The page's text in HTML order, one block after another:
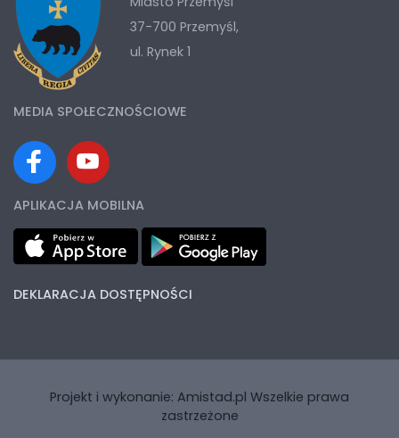
37-700 Przemyśl,
ul. Rynek 1
MEDIA SPOŁECZNOŚCIOWE
APLIKACJA MOBILNA
DEKLARACJA DOSTĘPNOŚCI
Projekt i wykonanie: Amistad.pl Wszelkie prawa
zastrzeżone